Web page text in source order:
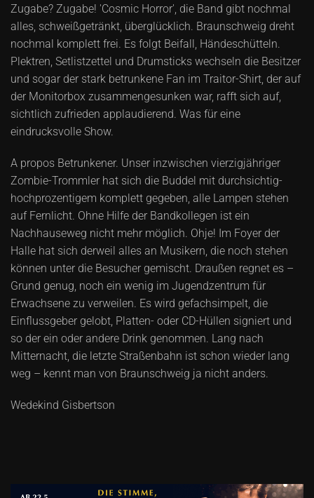
Zugabe? Zugabe! 'Cosmic Horror', die Band gibt nochmal
alles, schweißgetränkt, überglücklich. Braunschweig dreht
nochmal komplett frei. Es folgt Beifall, Händeschütteln.
Plektren, Setlistzettel und Drumsticks wechseln die Besitzer
und sogar der stark betrunkene Fan im Traitor-Shirt, der auf
der Monitorbox zusammengesunken war, rafft sich auf,
sichtlich zufrieden applaudierend. Was für eine
eindrucksvolle Show.
A propos Betrunkener. Unser inzwischen vierzigjähriger
Zombie-Trommler hat sich die Buddel mit durchsichtig-
hochprozentigem komplett gegeben, alle Lampen stehen
auf Fernlicht. Ohne Hilfe der Bandkollegen ist ein
Nachhauseweg nicht mehr möglich. Ohje! Im Foyer der
Halle hat sich derweil alles an Musikern, die noch stehen
können unter die Besucher gemischt. Draußen regnet es –
Grund genug, noch ein wenig im Jugendzentrum für
Erwachsene zu verweilen. Es wird gefachsimpelt, die
Einflussgeber gelobt, Platten- oder CD-Hüllen signiert und
so der ein oder andere Drink genommen. Lang nach
Mitternacht, die letzte Straßenbahn ist schon wieder lang
weg – kennt man von Braunschweig ja nicht anders.
Wedekind Gisbertson